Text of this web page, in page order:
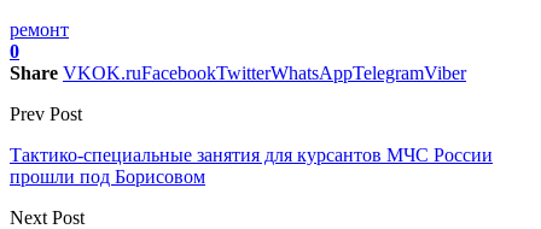
ремонт
0
Share VKOK.ruFacebookTwitterWhatsAppTelegramViber
Prev Post
Тактико-специальные занятия для курсантов МЧС России
прошли под Борисовом
Next Post